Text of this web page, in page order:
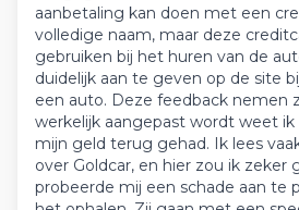
aanbetaling kan doen met een
volledige naam, maar deze
gebruiken bij het huren van de
duidelijk aan te geven op de site
een auto. Deze feedback nemen
werkelijk aangepast wordt weet ik
mijn geld terug gehad. Ik lees
over Goldcar, en hier zou ik zeker
probeerde mij een schade aan te